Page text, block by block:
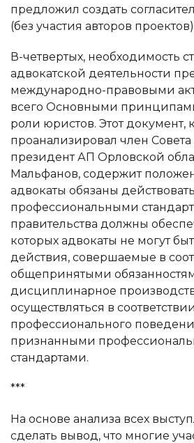
предложил создать
(без участия авторов
В-четвертых, необходимость
адвокатской деятельности
международно-правовыми
всего Основными
роли юристов. Этот документ,
проанализировал член
президент АП Орловской
Мальфанов, содержит
адвокаты обязаны
профессиональными
правительства должны
которых адвокаты не могут
действия, совершаемые в
общепринятыми
дисциплинарное
осуществляться в
профессионального
признанными
стандартами.
***
На основе анализа всех
сделать вывод, что многие